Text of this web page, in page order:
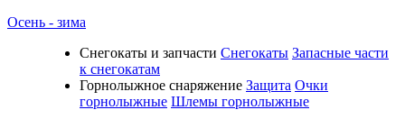
Осень - зима
Cнегокаты и запчасти Снегокаты Запасные части
к снегокатам
Горнолыжное снаряжение Защита Очки
горнолыжные Шлемы горнолыжные